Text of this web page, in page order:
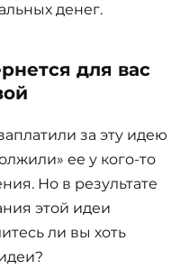
денег.
для вас
за эту идею
ее у кого-то
Но в результате
этой идеи
ли вы хоть